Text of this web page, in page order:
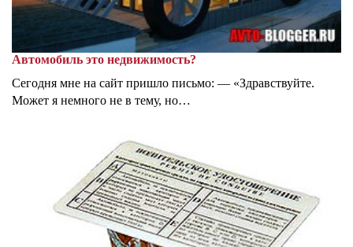
Автомобиль это недвижимость?
Сегодня мне на сайт пришло письмо: — «Здравствуйте.
Может я немного не в тему, но…